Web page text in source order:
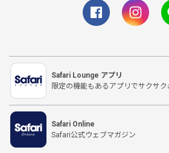
Safari Lounge アプリ
限定の機能もあるアプリでサクサ
Safari Online
Safari公式ウェブマガジン